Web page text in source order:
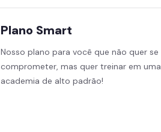
Plano Smart
Nosso plano para você que não quer se
comprometer, mas quer treinar em uma
academia de alto padrão!